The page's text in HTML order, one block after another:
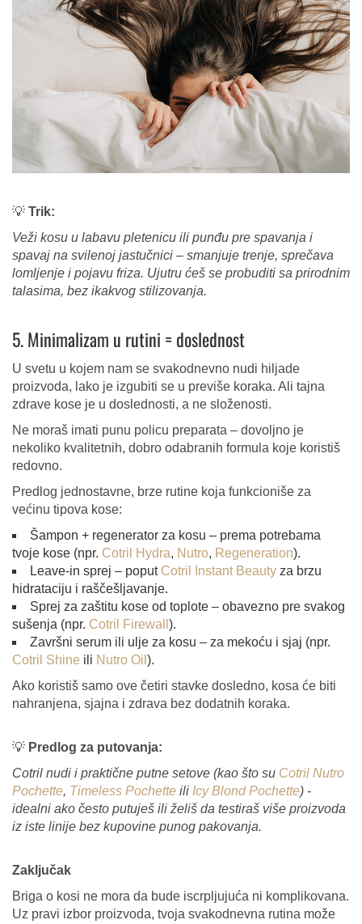
💡 Trik:
Veži kosu u labavu pletenicu ili punđu pre spavanja i
spavaj na svilenoj jastučnici – smanjuje trenje, sprečava
lomljenje i pojavu friza. Ujutru ćeš se probuditi sa prirodnim
talasima, bez ikakvog stilizovanja.
5. Minimalizam u rutini = doslednost
U svetu u kojem nam se svakodnevno nudi hiljade
proizvoda, lako je izgubiti se u previše koraka. Ali tajna
zdrave kose je u doslednosti, a ne složenosti.
Ne moraš imati punu policu preparata – dovoljno je
nekoliko kvalitetnih, dobro odabranih formula koje koristiš
redovno.
Predlog jednostavne, brze rutine koja funkcioniše za
većinu tipova kose:
Šampon + regenerator za kosu – prema potrebama
tvoje kose (npr. Cotril Hydra, Nutro, Regeneration).
Leave-in sprej – poput Cotril Instant Beauty za brzu
hidrataciju i raščešljavanje.
Sprej za zaštitu kose od toplote – obavezno pre svakog
sušenja (npr. Cotril Firewall ).
Završni serum ili ulje za kosu – za mekoću i sjaj (npr.
Cotril Shine ili Nutro Oil ).
Ako koristiš samo ove četiri stavke dosledno, kosa će biti
nahranjena, sjajna i zdrava bez dodatnih koraka.
💡 Predlog za putovanja:
Cotril nudi i praktične putne setove (kao što su Cotril Nutro
Pochette, Timeless Pochette ili Icy Blond Pochette) -
idealni ako često putuješ ili želiš da testiraš više proizvoda
iz iste linije bez kupovine punog pakovanja.
Zaključak
Briga o kosi ne mora da bude iscrpljujuća ni komplikovana.
Uz pravi izbor proizvoda, tvoja svakodnevna rutina može